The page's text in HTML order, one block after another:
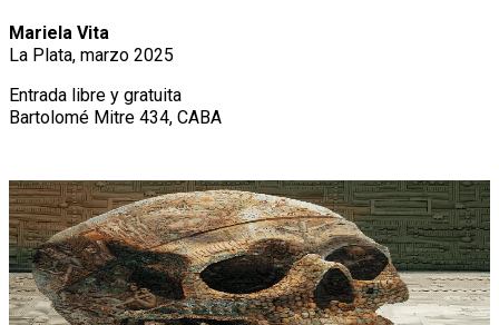
Mariela Vita
La Plata, marzo 2025
Entrada libre y gratuita
Bartolomé Mitre 434, CABA